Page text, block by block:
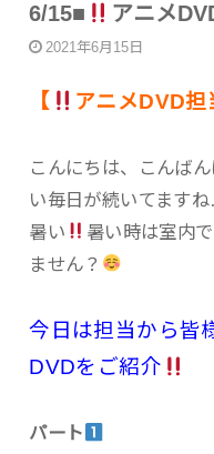
6/15■ アニメ
2021年6月15日
【 アニメDVD担
こんにちは、こんば
い毎日が続いてます
暑い
暑い時は室内
ません？
今日は担当から皆
DVDをご紹介
パート